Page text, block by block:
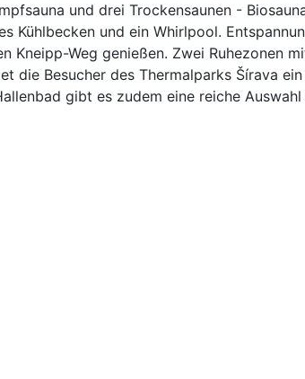
und drei Trockensaunen -
Kühlbecken und ein Whirlpool.
Kneipp-Weg genießen. Zwei Ruhezonen
die Besucher des Thermalparks Šírava
gibt es zudem eine reiche Auswahl